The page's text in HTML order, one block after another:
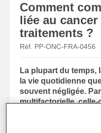
Comment
liée au cancer
traitements ?
Réf. PP-ONC-FRA-0456
La plupart du temps,
la vie quotidienne
souvent négligée.
multifactorielle,